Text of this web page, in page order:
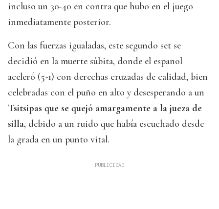
incluso un 30-40 en contra que hubo en el juego
inmediatamente posterior.
Con las fuerzas igualadas, este segundo set se
decidió en la muerte súbita, donde el español
aceleró (5-1) con derechas cruzadas de calidad, bien
celebradas con el puño en alto y desesperando a un
Tsitsipas que se quejó amargamente a la jueza de
silla, debido a un ruido que había escuchado desde
la grada en un punto vital.